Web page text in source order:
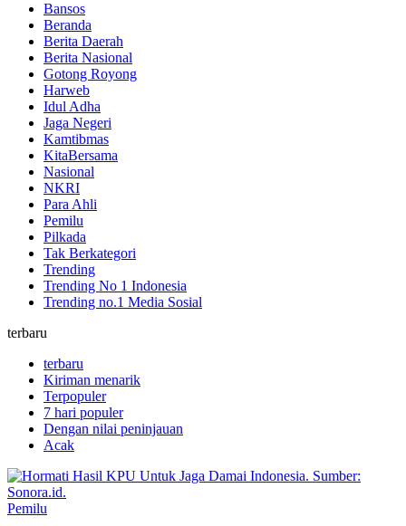
Bansos
Beranda
Berita Daerah
Berita Nasional
Gotong Royong
Harweb
Idul Adha
Jaga Negeri
Kamtibmas
KitaBersama
Nasional
NKRI
Para Ahli
Pemilu
Pilkada
Tak Berkategori
Trending
Trending No 1 Indonesia
Trending no.1 Media Sosial
terbaru
terbaru
Kiriman menarik
Terpopuler
7 hari populer
Dengan nilai peninjauan
Acak
Pemilu